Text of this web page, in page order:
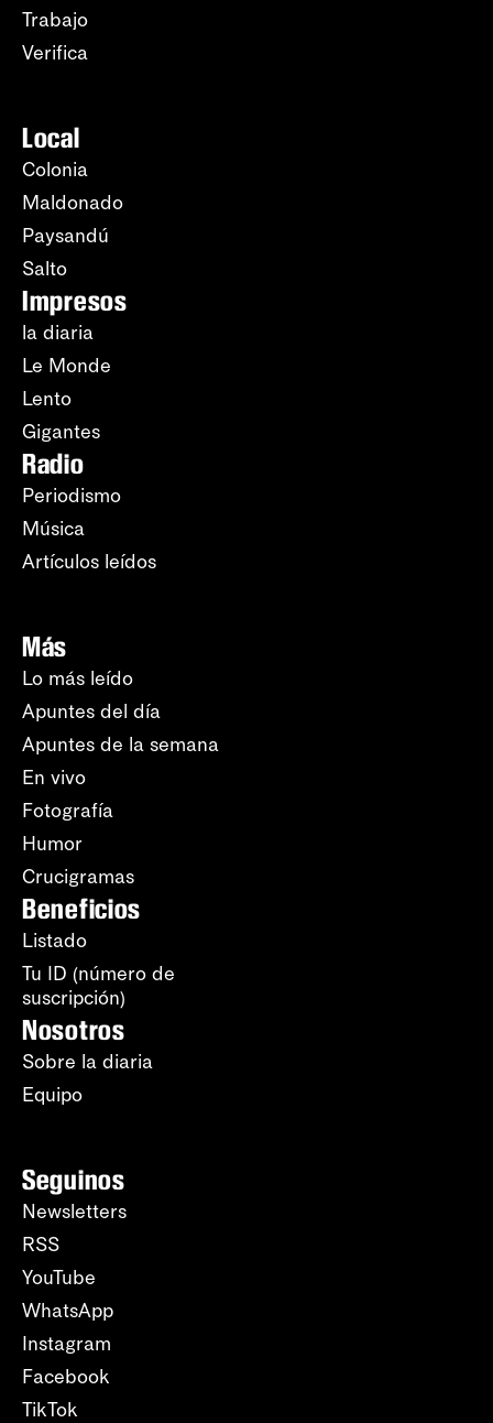
Trabajo
Verifica
Local
Colonia
Maldonado
Paysandú
Salto
Impresos
la diaria
Le Monde
Lento
Gigantes
Radio
Periodismo
Música
Artículos leídos
Más
Lo más leído
Apuntes del día
Apuntes de la semana
En vivo
Fotografía
Humor
Crucigramas
Beneficios
Listado
Tu ID (número de
suscripción)
Nosotros
Sobre la diaria
Equipo
Seguinos
Newsletters
RSS
YouTube
WhatsApp
Instagram
Facebook
TikTok